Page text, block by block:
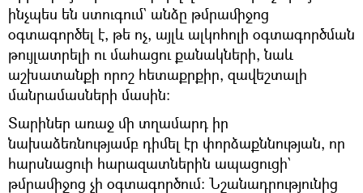
ինչպես են ստուգում` անձը թմրամիջոց
օգտագործել է, թե ոչ, այլև ալկոհոլի օգտագործման
թույլատրելի ու մահացու քանակների, նաև
աշխատանքի որոշ հետաքրքիր, զավեշտալի
մանրամասների մասին։
Տարիներ առաջ մի տղամարդ իր
նախաձեռնությամբ դիմել էր փորձաքննության, որ
հարսնացուի հարազատներին ապացուցի`
թմրամիջոց չի օգտագործում։ Նշանադրությունից